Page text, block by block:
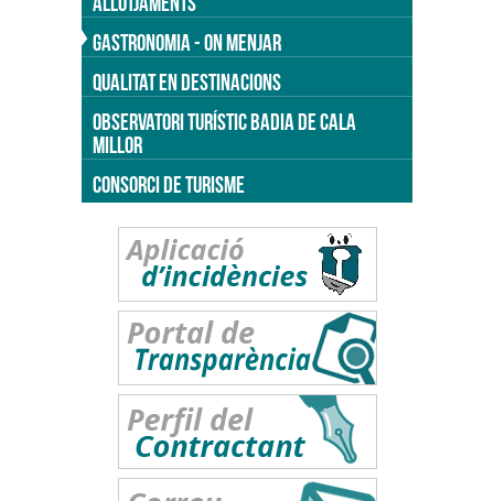
GASTRONOMIA - ON MENJAR
QUALITAT EN DESTINACIONS
OBSERVATORI TURÍSTIC BADIA DE CALA
MILLOR
CONSORCI DE TURISME